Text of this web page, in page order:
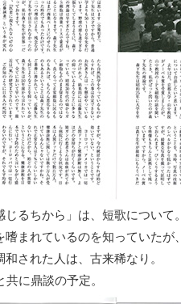
じるちから」は、短歌について
嗜まれているのを知っていたが
された人は、古来稀なり。
共に鼎談の予定。